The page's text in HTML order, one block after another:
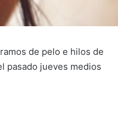
de pelo e hilos de
pasado jueves medios